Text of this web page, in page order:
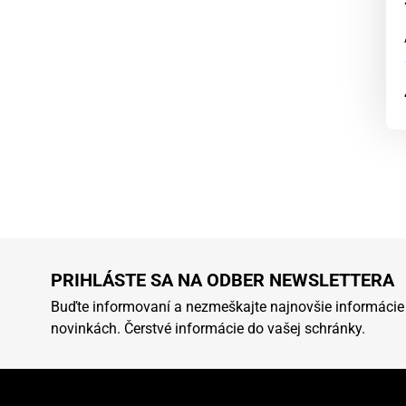
PRIHLÁSTE SA NA ODBER NEWSLETTERA
Buďte informovaní a nezmeškajte najnovšie
novinkách. Čerstvé informácie do vašej schránky.